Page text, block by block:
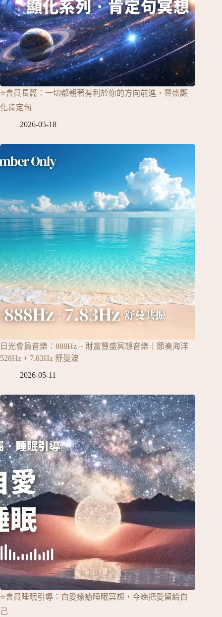
⭐會員長篇：一切都朝著有利於你的方向前進，豐盛顯
化肯定句
2026-05-18
日光會員音樂：888Hz + 財富豐盛冥想音樂｜節奏海洋
528Hz + 7.83Hz 舒曼波
2026-05-11
⭐會員睡眠引導：自愛療癒睡眠冥想，今晚把愛留給自
己